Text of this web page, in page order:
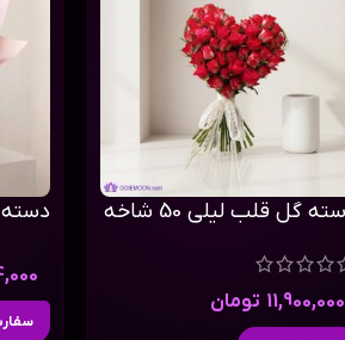
گل قلب لیلی 50 شاخه
11,900,000 تومان
دسته